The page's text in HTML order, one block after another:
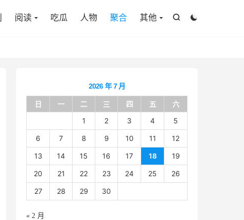


阅读 吃瓜 人物 聚合 其他
2026 年 7 月
日 一 二 三 四 五
六
1
2 3 4 5
6 7 8 9 10 11 12
13 14 15 16 17 18 19
20 21 22 23 24 25 26
27 28 29 30
« 2 月